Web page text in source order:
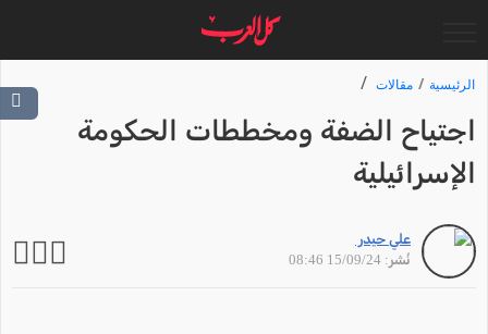
الرئيسية مقالات
اجتياح الضفة ومخططات الحكومة
الإسرائيلية
علي حيدر
نُشر: 15/09/24 08:46